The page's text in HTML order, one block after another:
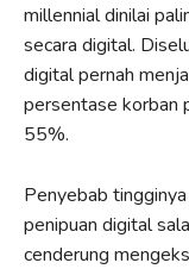
millennial dinilai
secara digital.
digital pernah
persentase korban
55%.
Penyebab
penipuan digital
cenderung